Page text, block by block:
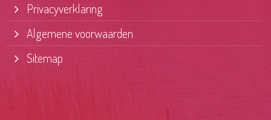
Privacyverklaring
Algemene voorwaarden
Sitemap